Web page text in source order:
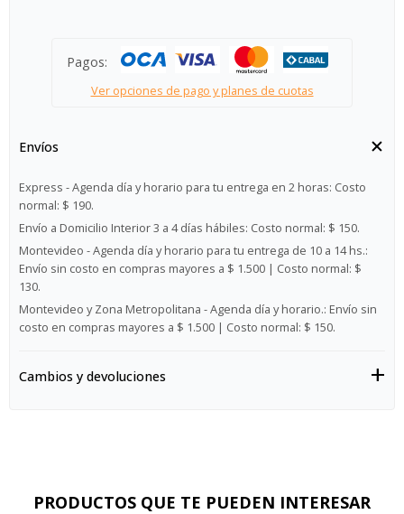
Pagos:
Ver opciones de pago y planes de cuotas
Envíos
Express - Agenda día y horario para tu entrega en 2 horas: Costo
normal: $ 190.
Envío a Domicilio Interior 3 a 4 días hábiles: Costo normal: $ 150.
Montevideo - Agenda día y horario para tu entrega de 10 a 14 hs.:
Envío sin costo en compras mayores a $ 1.500 | Costo normal: $
130.
Montevideo y Zona Metropolitana - Agenda día y horario.: Envío sin
costo en compras mayores a $ 1.500 | Costo normal: $ 150.
Cambios y devoluciones
PRODUCTOS QUE TE PUEDEN INTERESAR